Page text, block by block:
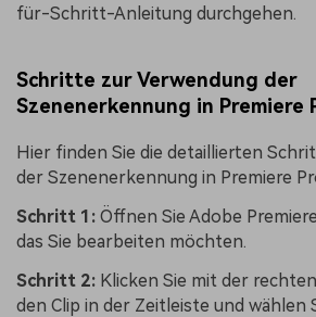
für-Schritt-Anleitung durchgehen.
Schritte zur Verwendung der
Szenenerkennung in Premiere
Hier finden Sie die detaillierten
der Szenenerkennung in Premiere
Schritt 1: Öffnen Sie Adobe
das Sie bearbeiten möchten.
Schritt 2: Klicken Sie mit der
den Clip in der Zeitleiste und wählen